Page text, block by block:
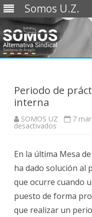
Somos U.Z.
Periodo de
interna
SOMOS UZ 7
desactivados
en
la
promoción
interna
En la última Mesa
ha dado solución al
que ocurre cuando
puesto de forma
que realizar un